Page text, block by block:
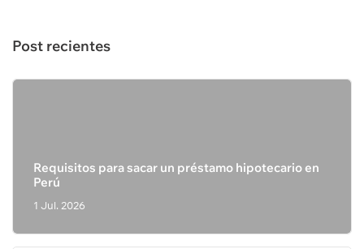
Post recientes
Requisitos para sacar un préstamo hipotecario en
Perú
1 Jul. 2026